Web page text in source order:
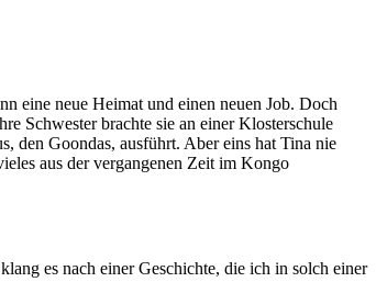
eine neue Heimat und einen neuen Job. Doch
Schwester brachte sie an einer Klosterschule
den Goondas, ausführt. Aber eins hat Tina nie
aus der vergangenen Zeit im Kongo
es nach einer Geschichte, die ich in solch einer